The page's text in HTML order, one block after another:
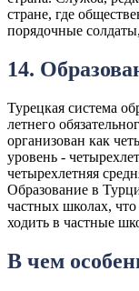
стране, где
порядочные
14.
Турецкая система
летнего
организован как
уровень -
четырехлетняя
Образование в
частных школах, что
ходить в частные
В чем